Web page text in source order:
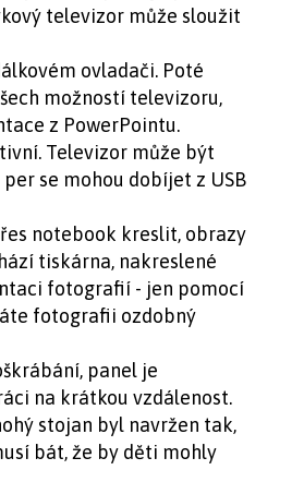
televizor může sloužit
ovladači. Poté
možností televizoru,
z PowerPointu.
Televizor může být
se mohou dobíjet z USB
notebook kreslit, obrazy
tiskárna, nakreslené
fotografií - jen pomocí
fotografii ozdobný
panel je
na krátkou vzdálenost.
stojan byl navržen tak,
bát, že by děti mohly